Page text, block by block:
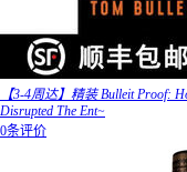
【3-4周达】精装 Bulleit Proof:
Disrupted The Ent~
0条评价